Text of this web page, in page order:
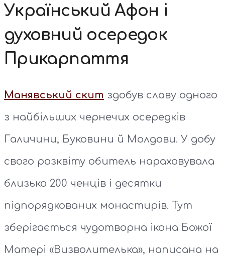
Український Афон і
духовний осередок
Прикарпаття
Манявський скит здобув славу одного
з найбільших чернечих осередків
Галичини, Буковини й Молдови. У добу
свого розквіту обитель нараховувала
близько 200 ченців і десятки
підпорядкованих монастирів. Тут
зберігається чудотворна ікона Божої
Матері «Визволителька», написана на